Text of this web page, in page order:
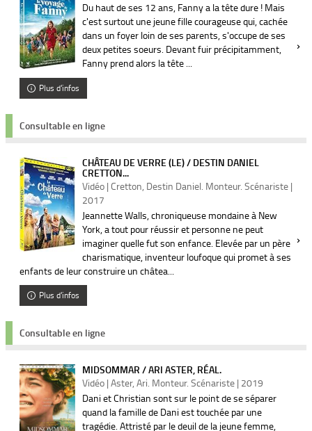
Du haut de ses 12 ans, Fanny a la tête dure ! Mais
c'est surtout une jeune fille courageuse qui, cachée
dans un foyer loin de ses parents, s'occupe de ses
deux petites soeurs. Devant fuir précipitamment,
Fanny prend alors la tête ...
Plus d'infos
Consultable en ligne
CHÂTEAU DE VERRE (LE) / DESTIN DANIEL
CRETTON...
Vidéo | Cretton, Destin Daniel. Monteur. Scénariste |
2017
Jeannette Walls, chroniqueuse mondaine à New
York, a tout pour réussir et personne ne peut
imaginer quelle fut son enfance. Elevée par un père
charismatique, inventeur loufoque qui promet à ses
enfants de leur construire un châtea...
Plus d'infos
Consultable en ligne
MIDSOMMAR / ARI ASTER, RÉAL.
Vidéo | Aster, Ari. Monteur. Scénariste | 2019
Dani et Christian sont sur le point de se séparer
quand la famille de Dani est touchée par une
tragédie. Attristé par le deuil de la jeune femme,